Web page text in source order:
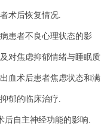
术后恢复情况.
患者不良心理状态的影
对焦虑抑郁情绪与睡眠质
血术后患者焦虑状态和满
郁的临床治疗.
后自主神经功能的影响.